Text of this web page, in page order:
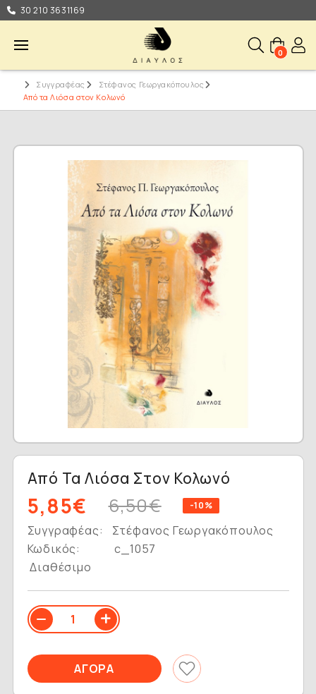
30 210 3631169
0
Συγγραφέας
Στέφανος Γεωργακόπουλος
Από τα Λιόσα στον Κολωνό
Από Τα Λιόσα Στον Κολωνό
5,85€ 6,50€ -10%
Συγγραφέας:
Στέφανος Γεωργακόπουλος
Κωδικός:
c_1057
Διαθέσιμο